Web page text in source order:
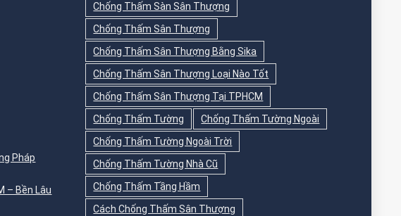
Pháp
– Bền Lâu
Chống Thấm Sàn Sân Thượng
Chống Thấm Sân Thượng
Chống Thấm Sân Thượng Bằng Sika
Chống Thấm Sân Thượng Loại Nào Tốt
Chống Thấm Sân Thượng Tại TPHCM
Chống Thấm Tường
Chống Thấm Tường Ngoài
Chống Thấm Tường Ngoài Trời
Chống Thấm Tường Nhà Cũ
Chống Thấm Tầng Hầm
Cách Chống Thấm Sân Thượng